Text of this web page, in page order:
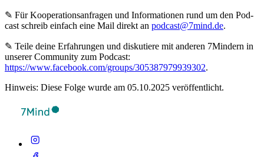
✎ Für Koope­ra­ti­ons­an­fra­gen und Infor­ma­tio­nen rund um den Pod­
cast schreib ein­fach eine Mail direkt an podcast@7mind.de.
✎ Teile deine Erfahrungen und diskutiere mit anderen 7Mindern in
unserer Community zum Podcast:
https://www.facebook.com/groups/305387979939302.
Hinweis: Diese Folge wurde am 05.10.2025 veröffentlicht.